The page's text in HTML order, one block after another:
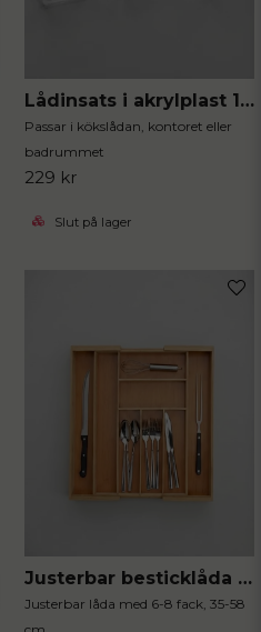
Lådinsats i akrylplast 13-delar
Passar i kökslådan, kontoret eller
badrummet
229 kr
Slut på lager
Justerbar besticklåda i bambu
Justerbar låda med 6-8 fack, 35-58